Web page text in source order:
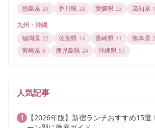
徳島県 20 香川県 28 愛媛県 23 高知県
九州・沖縄
福岡県 22 佐賀県 14 長崎県 11 熊本県
宮崎県 6 鹿児島県 24 沖縄県 57
人気記事
1
【2026年版】新宿ランチおすすめ15選